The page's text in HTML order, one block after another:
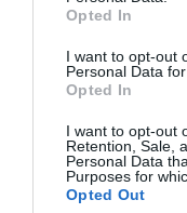
Opted In
I want to opt-out
Personal Data
Opted In
I want to opt-out
Retention, Sale,
Personal Data
Purposes for
Opted Out
Ελλάδακαι τον
TAGS: ΘΗΒΑ
Εύβοια: Προσοχή!
απαγορεύεται η
οχημάτων και πεζών